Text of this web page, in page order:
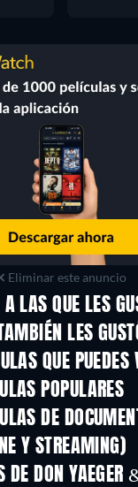
Eliminar este anuncio
LAS QUE LES
LES
QUE PUEDES
POPULARES
DE
Y STREAMING)
DE DON